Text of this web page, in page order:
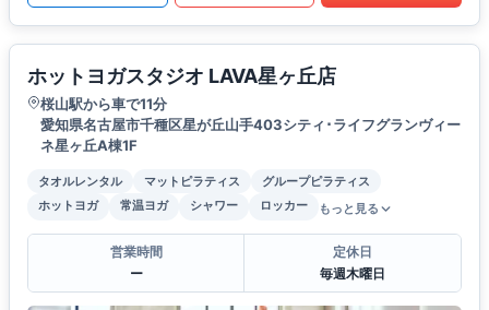
ホットヨガスタジオ LAVA星ヶ丘店
桜山駅から車で11分
愛知県名古屋市千種区星が丘山手403シティ･ライフグランヴィー
ネ星ヶ丘A棟1F
タオルレンタル マットピラティス
グループピラティス
ホットヨガ
常温ヨガ シャワー ロッカー もっと見る
営業時間
ー
定休日
毎週木曜日